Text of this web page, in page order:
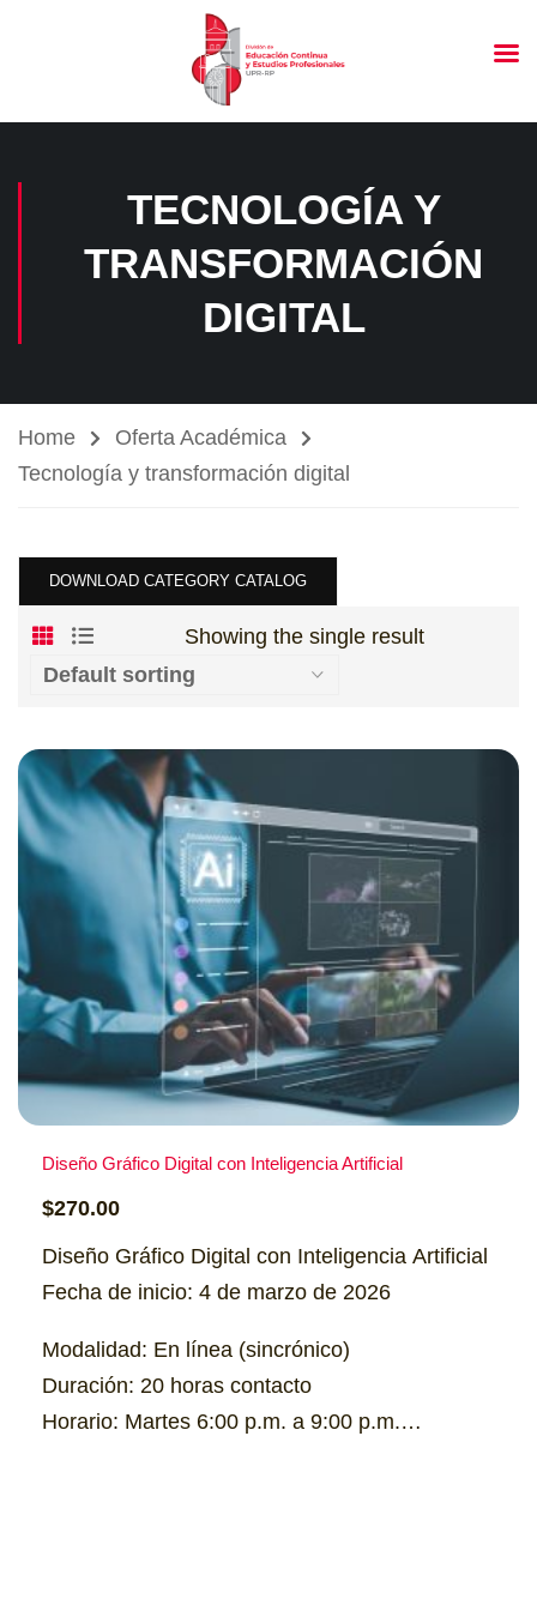
TECNOLOGÍA Y
TRANSFORMACIÓN
DIGITAL
Home
Oferta Académica
Tecnología y transformación digital
DOWNLOAD CATEGORY CATALOG
Showing the single result
Diseño Gráfico Digital con Inteligencia Artificial
$270.00
Diseño Gráfico Digital con Inteligencia Artificial
Fecha de inicio: 4 de marzo de 2026
Modalidad: En línea (sincrónico)
Duración: 20 horas contacto
Horario: Martes 6:00 p.m. a 9:00 p.m.